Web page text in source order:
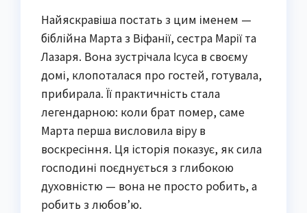
Найяскравіша постать з цим іменем —
біблійна Марта з Віфанії, сестра Марії та
Лазаря. Вона зустрічала Ісуса в своєму
домі, клопоталася про гостей, готувала,
прибирала. Її практичність стала
легендарною: коли брат помер, саме
Марта перша висловила віру в
воскресіння. Ця історія показує, як сила
господині поєднується з глибокою
духовністю — вона не просто робить, а
робить з любов’ю.